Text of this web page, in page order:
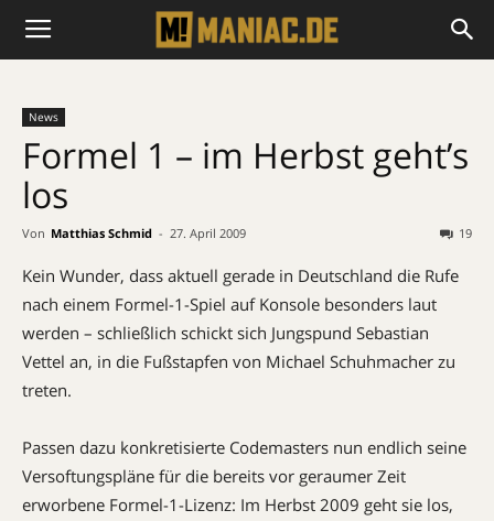
News
Formel 1 – im Herbst geht’s
los
Von Matthias Schmid - 27. April 2009 19
Kein Wunder, dass aktuell gerade in Deutschland die Rufe
nach einem Formel-1-Spiel auf Konsole besonders laut
werden – schließlich schickt sich Jungspund Sebastian
Vettel an, in die Fußstapfen von Michael Schuhmacher zu
treten.
Passen dazu konkretisierte Codemasters nun endlich seine
Versoftungspläne für die bereits vor geraumer Zeit
erworbene Formel-1-Lizenz: Im Herbst 2009 geht sie los,